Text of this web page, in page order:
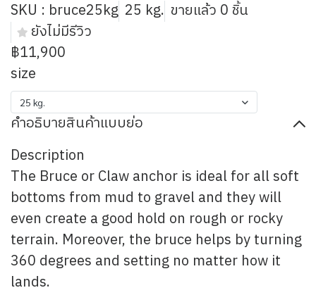
SKU : bruce25kg 25 kg. ขายแล้ว 0 ชิ้น
ยังไม่มีรีวิว
฿11,900
size
25 kg.
คำอธิบายสินค้าแบบย่อ
Description
The Bruce or Claw anchor is ideal for all soft
bottoms from mud to gravel and they will
even create a good hold on rough or rocky
terrain. Moreover, the bruce helps by turning
360 degrees and setting no matter how it
lands.